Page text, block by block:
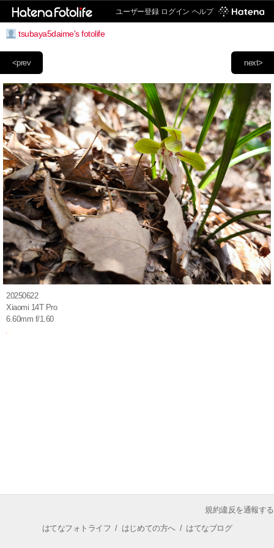
ユーザー登録 ログイン ヘルプ
tsubaya5daime's fotolife
next>
<prev
20250622
Xiaomi 14T Pro
6.60mm f/1.60
規約違反を通報する
はてなフォトライフ / はじめての方へ/ はてなブログ